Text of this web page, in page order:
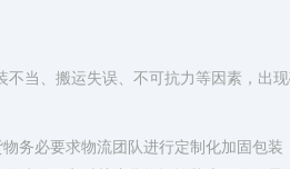
不当、搬运失误、不可抗力等因素，出
务必要求物流团队进行定制化加固包装